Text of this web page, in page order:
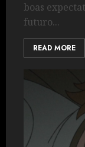
boas
futuro...
READ MORE